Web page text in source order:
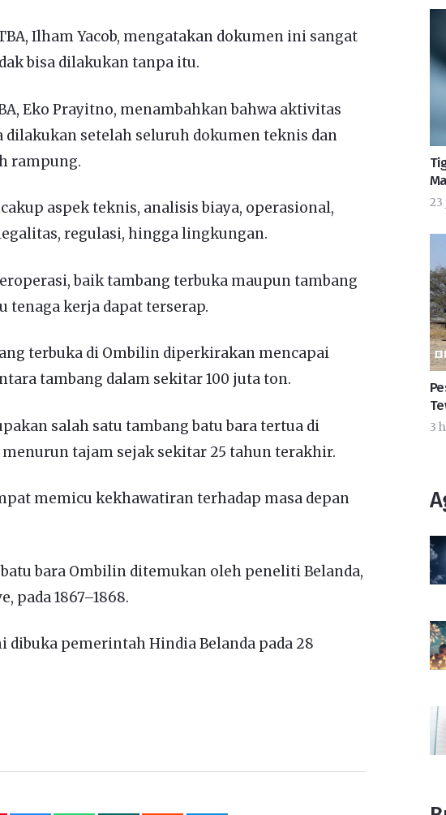
Ilham Yacob, mengatakan dokumen ini sangat
bisa dilakukan tanpa itu.
Eko Prayitno, menambahkan bahwa aktivitas
dilakukan setelah seluruh dokumen teknis dan
rampung.
aspek teknis, analisis biaya, operasional,
regulasi, hingga lingkungan.
baik tambang terbuka maupun tambang
tenaga kerja dapat terserap.
terbuka di Ombilin diperkirakan mencapai
tambang dalam sekitar 100 juta ton.
salah satu tambang batu bara tertua di
tajam sejak sekitar 25 tahun terakhir.
memicu kekhawatiran terhadap masa depan
bara Ombilin ditemukan oleh peneliti Belanda,
pada 1867–1868.
dibuka pemerintah Hindia Belanda pada 28
23
3